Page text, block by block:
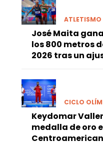
ATLETISMO
José Maita
los 800 metros
2026 tras un
CICLO
Keydomar
medalla de oro